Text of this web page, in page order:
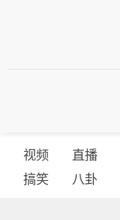
视频 直播
搞笑
八卦